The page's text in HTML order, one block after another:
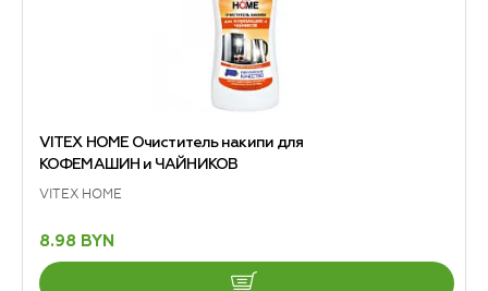
VITEX HOME Очиститель накипи для
КОФЕМАШИН и ЧАЙНИКОВ
VITEX HOME
8.98 BYN